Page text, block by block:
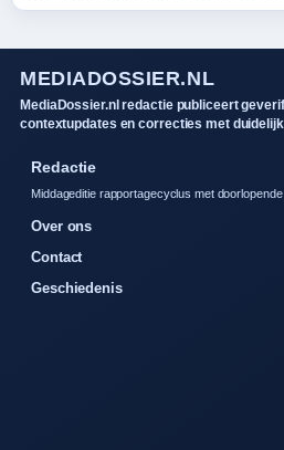
MEDIADOSSIER.NL
MediaDossier.nl redactie publiceert
contextupdates en correcties met
Redactie
Middageditie rapportagecyclus met doorlopende
Over ons
Contact
Geschiedenis